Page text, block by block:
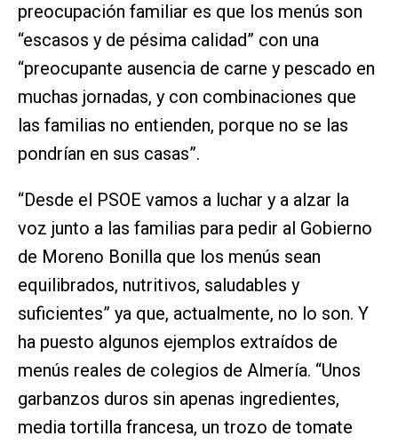
preocupación familiar es que los menús son
“escasos y de pésima calidad” con una
“preocupante ausencia de carne y pescado en
muchas jornadas, y con combinaciones que
las familias no entienden, porque no se las
pondrían en sus casas”.
“Desde el PSOE vamos a luchar y a alzar la
voz junto a las familias para pedir al Gobierno
de Moreno Bonilla que los menús sean
equilibrados, nutritivos, saludables y
suficientes” ya que, actualmente, no lo son. Y
ha puesto algunos ejemplos extraídos de
menús reales de colegios de Almería. “Unos
garbanzos duros sin apenas ingredientes,
media tortilla francesa, un trozo de tomate